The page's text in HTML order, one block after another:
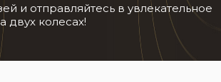
и отправляйтесь в увлекательное
двух колесах!